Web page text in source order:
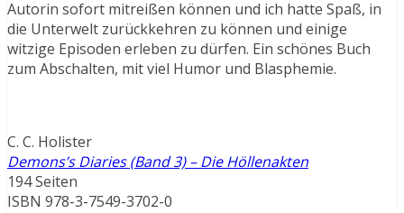
Autorin sofort mitreißen können und ich hatte Spaß, in
die Unterwelt zurückkehren zu können und einige
witzige Episoden erleben zu dürfen. Ein schönes Buch
zum Abschalten, mit viel Humor und Blasphemie.
C. C. Holister
Demons’s Diaries (Band 3) – Die Höllenakten
194 Seiten
ISBN 978-3-7549-3702-0